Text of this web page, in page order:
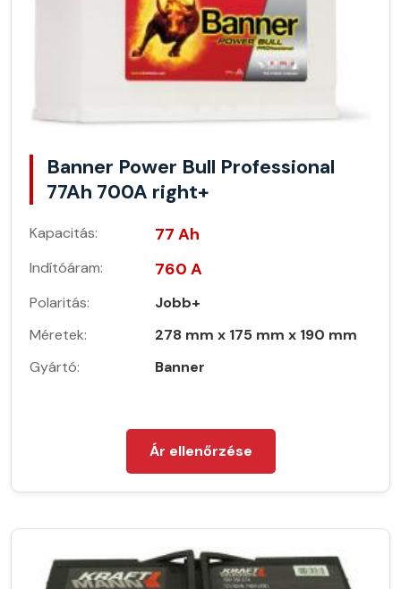
Banner Power Bull Professional
77Ah 700A right+
Kapacitás: 77 Ah
Indítóáram: 760 A
Polaritás:
Jobb+
Méretek:
278 mm x 175 mm x 190 mm
Gyártó:
Banner
Ár ellenőrzése